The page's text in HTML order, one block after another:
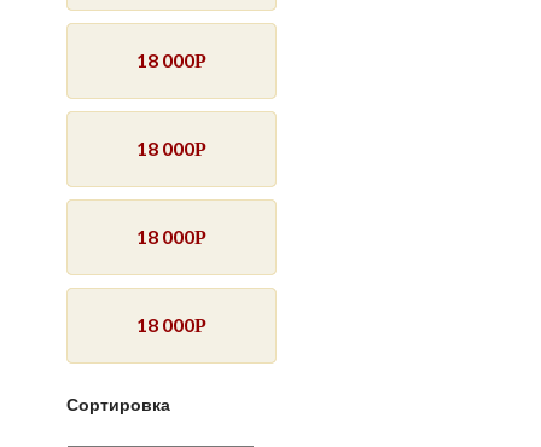
18 000Р
18 000Р
18 000Р
18 000Р
Сортировка